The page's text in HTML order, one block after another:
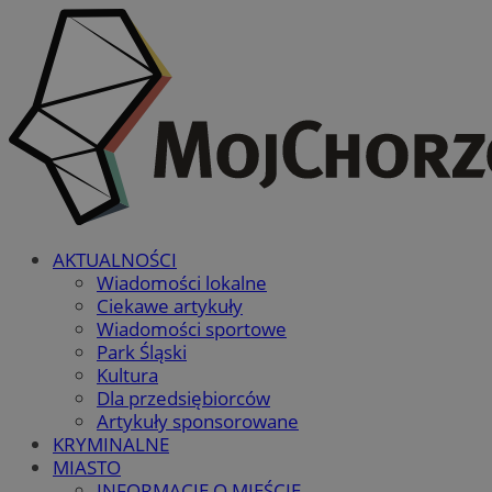
AKTUALNOŚCI
Wiadomości lokalne
Ciekawe artykuły
Wiadomości sportowe
Park Śląski
Kultura
Dla przedsiębiorców
Artykuły sponsorowane
KRYMINALNE
MIASTO